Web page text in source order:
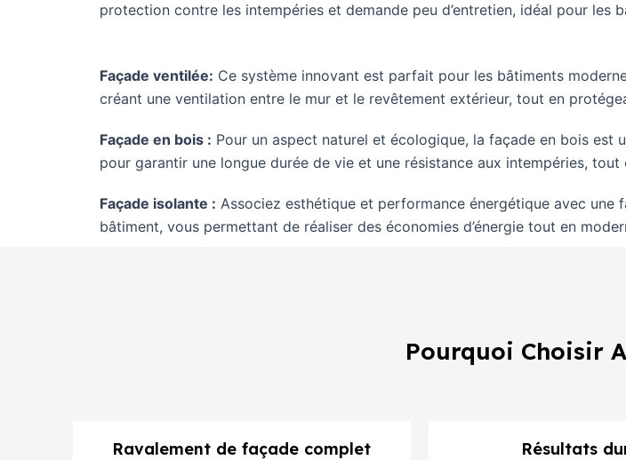
protection contre les intempéries et demande peu d’entretien, idéal pour les
Façade ventilée: Ce système innovant est parfait pour les bâtiments
créant une ventilation entre le mur et le revêtement extérieur, tout en
Façade en bois : Pour un aspect naturel et écologique, la façade en bois
pour garantir une longue durée de vie et une résistance aux intempéries,
Façade isolante : Associez esthétique et performance énergétique avec
bâtiment, vous permettant de réaliser des économies d’énergie tout en
Pourquoi Choisir
Ravalement de façade complet Résultats